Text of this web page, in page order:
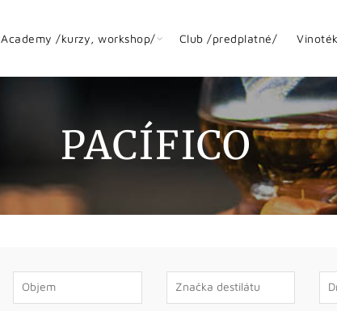
Academy /kurzy, workshop/ Club /predplatné/
PACÍFICO